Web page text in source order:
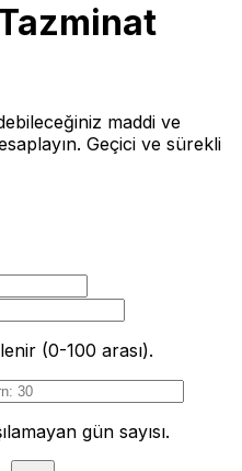
maddi ve
Geçici ve sürekli
(0-100 arası).
gün sayısı.